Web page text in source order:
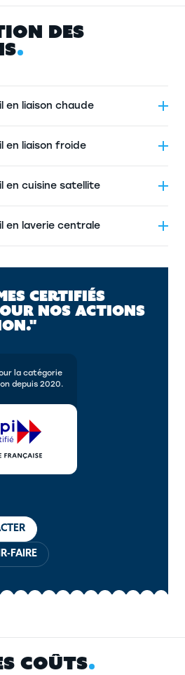
ION DES
S
en liaison chaude
en liaison froide
en cuisine satellite
en laverie centrale
CERTIFIÉS
NOS ACTIONS
la catégorie
depuis 2020.
FAIRE
S COÛTS